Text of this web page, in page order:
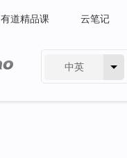
有道精品课 云笔记
中英